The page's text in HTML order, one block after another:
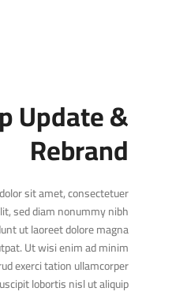
Update &
Rebrand
sit amet, consectetuer
sed diam nonummy nibh
ut laoreet dolore magna
Ut wisi enim ad minim
exerci tation ullamcorper
lobortis nisl ut aliquip.